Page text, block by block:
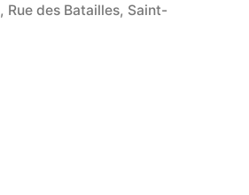
, Rue des Batailles, Saint-